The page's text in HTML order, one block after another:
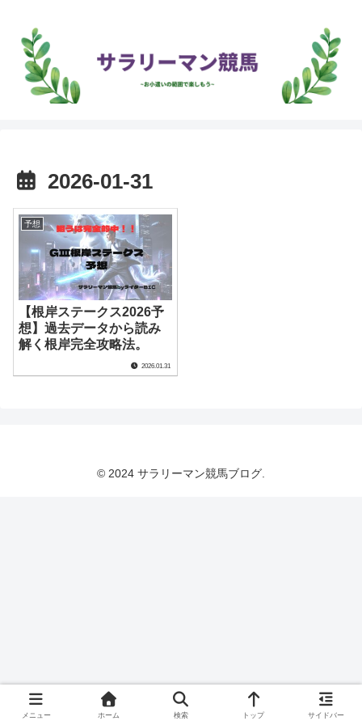
2026-01-31
予想
【根岸ステークス2026予
想】過去データから読み
解く根岸完全攻略法。
2026.01.31
© 2024 サラリーマン競馬ブログ.
メニュー ホーム 検索 トップ サイドバー